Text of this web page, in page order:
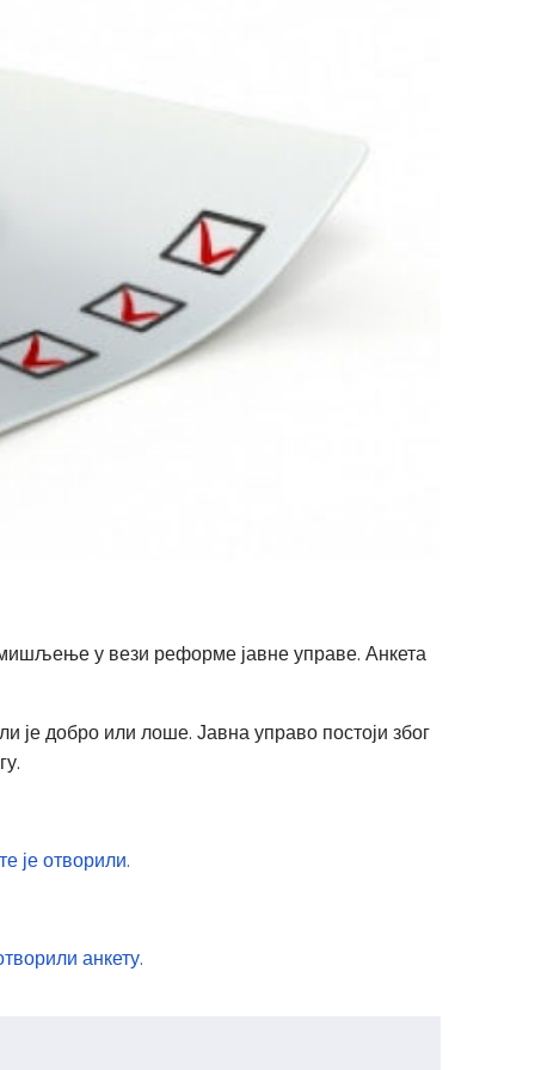
у вези реформе јавне управе. Анкета
је добро или лоше. Јавна управо постоји због
је отворили.
анкету.